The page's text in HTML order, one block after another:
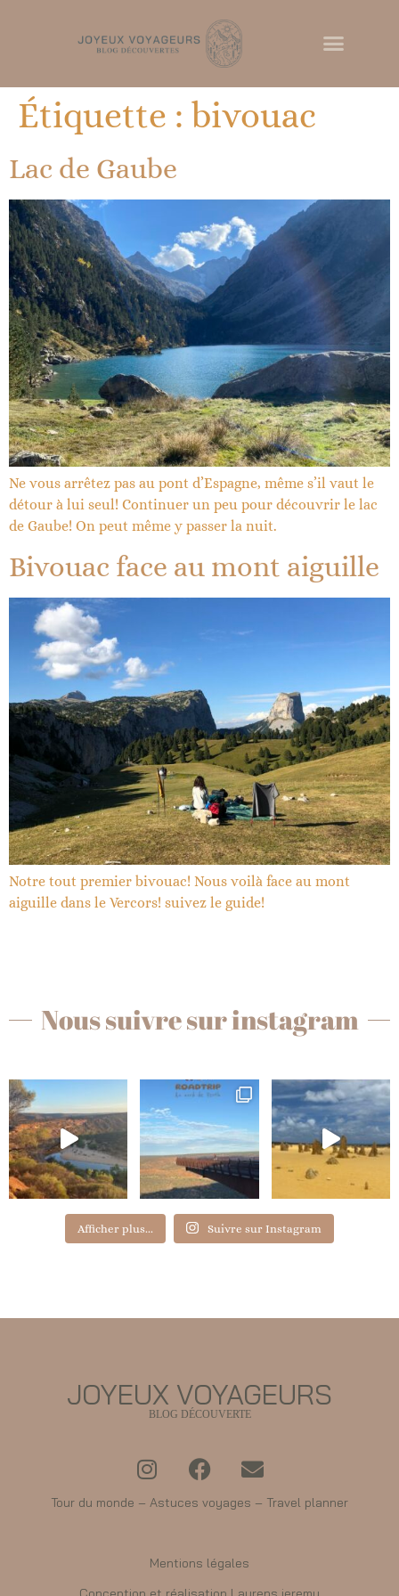
Étiquette : bivouac
Lac de Gaube
Ne vous arrêtez pas au pont d’Espagne, même s’il vaut le
détour à lui seul! Continuer un peu pour découvrir le lac
de Gaube! On peut même y passer la nuit.
Bivouac face au mont aiguille
Notre tout premier bivouac! Nous voilà face au mont
aiguille dans le Vercors! suivez le guide!
Nous suivre sur instagram
Afficher plus... Suivre sur Instagram
JOYEUX VOYAGEURS
BLOG DÉCOUVERTE
Tour du monde – Astuces voyages – Travel planner
Mentions légales